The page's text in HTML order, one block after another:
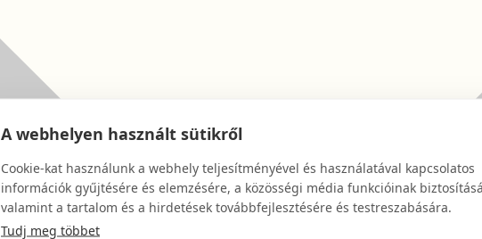
A webhelyen használt sütikről
Cookie-kat használunk a webhely teljesítményével és használatával kapcsolatos
információk gyűjtésére és elemzésére, a közösségi média funkcióinak
valamint a tartalom és a hirdetések továbbfejlesztésére és testreszabására.
Tudj meg többet